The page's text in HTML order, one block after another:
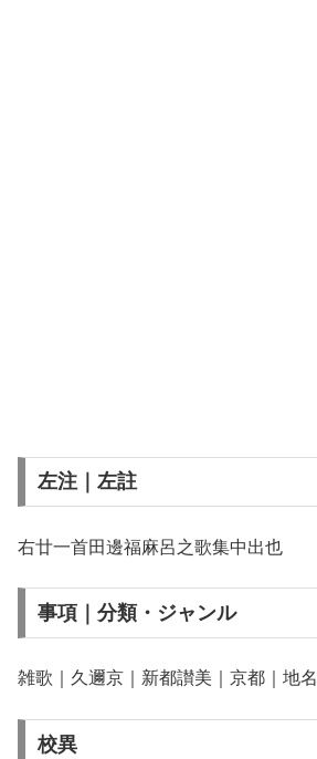
左注｜左註
右廿一首田邊福麻呂之歌集中出也
事項｜分類・ジャンル
雑歌｜久邇京｜新都讃美｜京都｜地名
校異